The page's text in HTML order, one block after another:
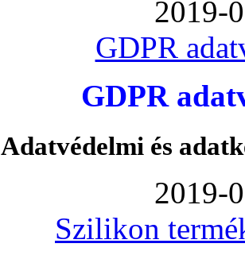
2019-
GDPR
GDPR
Adatvédelmi és
2019-
Szilikon